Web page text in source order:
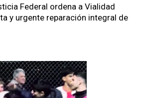
Federal ordena a Vialidad
y urgente reparación integral de